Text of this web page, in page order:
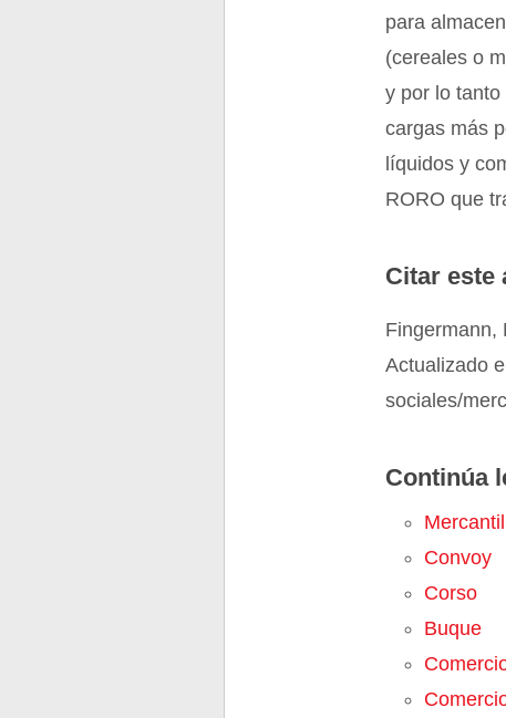
para
(cereales o
y por lo
cargas más
líquidos y
RORO que
Citar este
Fingermann,
Actualizado
sociales/
Continúa
Convoy
Corso
Buque